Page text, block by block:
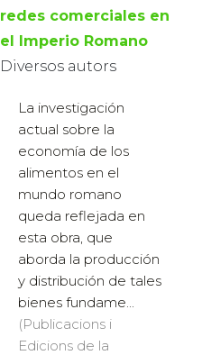
redes comerciales en
el Imperio Romano
Diversos autors
La investigación
actual sobre la
economía de los
alimentos en el
mundo romano
queda reflejada en
esta obra, que
aborda la producción
y distribución de tales
bienes fundame...
(Publicacions i
Edicions de la